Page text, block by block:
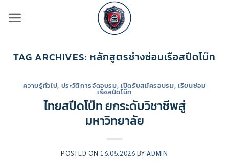
ไป
เนื้อหาTAG ARCHIVES: หลักสูตรช่างซ่อมเรือสปีดโบ๊ท
ความรู้ทั่วไป, ประวัติการจัดอบรม,เปิดรับสมัครอบรม,เรียนซ่อม
เรือสปีดโบ๊ท
ไทยสปีดโบ๊ท ยกระดับวิชาชีพสู่
มหาวิทยาลัย
POSTED ON 16.05.2026 BYADMIN